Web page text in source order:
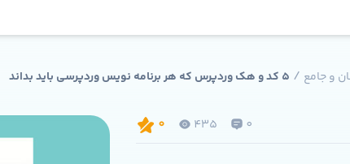
و جامع / 5 کد و هک وردپرس که هر برنامه نویس وردپرسی باید بداند
0
435
0